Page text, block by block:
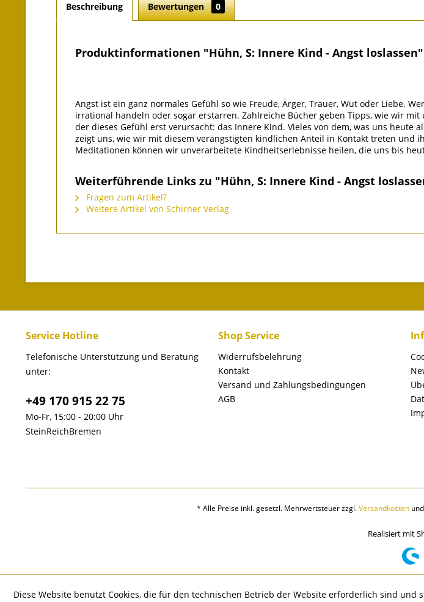
Beschreibung Bewertungen 0
Produktinformationen "Hühn, S: Innere Kind - Angst loslassen"
Angst ist ein ganz normales Gefühl so wie Freude, Ärger, Trauer, Wut oder Liebe.
irrational handeln oder sogar erstarren. Zahlreiche Bücher geben Tipps, wie wir
der dieses Gefühl erst verursacht: das Innere Kind. Vieles von dem, was uns heute
zeigt uns, wie wir mit diesem verängstigten kindlichen Anteil in Kontakt treten und
Meditationen können wir unverarbeitete Kindheitserlebnisse heilen, die uns bis
Weiterführende Links zu "Hühn, S: Innere Kind - Angst
Fragen zum Artikel?
Weitere Artikel von Schirner Verlag
Service Hotline
Telefonische Unterstützung und Beratung
unter:
+49 170 915 22 75
Mo-Fr, 15:00 - 20:00 Uhr
SteinReichBremen
Shop Service
Widerrufsbelehrung
Kontakt
Versand und Zahlungsbedingungen
AGB
* Alle Preise inkl. gesetzl. Mehrwertsteuer zzgl.Versandkostenund
Realisiert mit
Diese Website benutzt Cookies, die für den technischen Betrieb der Website erforderlich sind und